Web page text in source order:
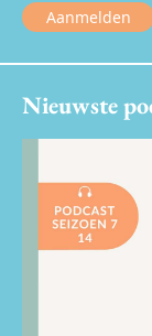
Aanmelden
Nieuwste